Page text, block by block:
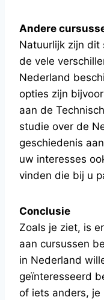
Andere
Natuurlijk zijn dit
de vele
Nederland
opties zijn
aan de
studie over de
geschiedenis
uw interesses
vinden die bij u
Conclusie
Zoals je ziet, is
aan cursussen
in Nederland
geïnteresseerd
of iets anders, je